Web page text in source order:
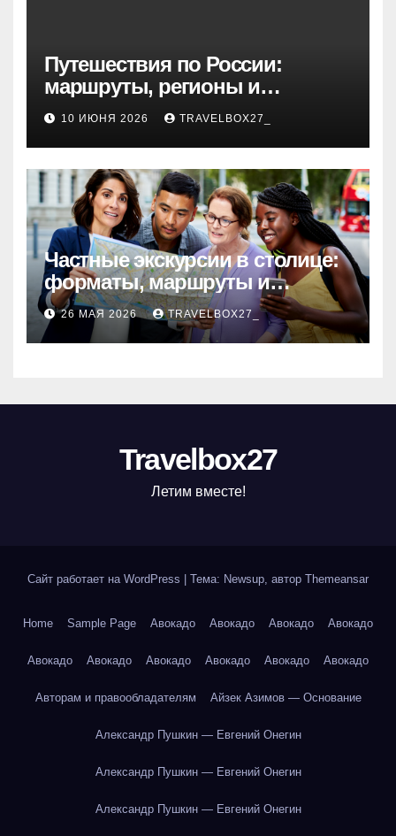
Путешествия по России:
маршруты, регионы и
особенности поездок
10 ИЮНЯ 2026 TRAVELBOX27_
Частные экскурсии в столице:
форматы, маршруты и
особенности организации
26 МАЯ 2026 TRAVELBOX27_
Travelbox27
Летим вместе!
Сайт работает на WordPress Тема: Newsup, автор Themeansar
Home Sample Page Авокадо Авокадо Авокадо Авокадо
Авокадо Авокадо Авокадо Авокадо Авокадо Авокадо
Авторам и правообладателям Айзек Азимов — Основание
Александр Пушкин — Евгений Онегин
Александр Пушкин — Евгений Онегин
Александр Пушкин — Евгений Онегин